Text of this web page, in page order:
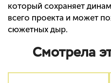
который сохраняет
всего проекта и может
сюжетных дыр.
Смотрела